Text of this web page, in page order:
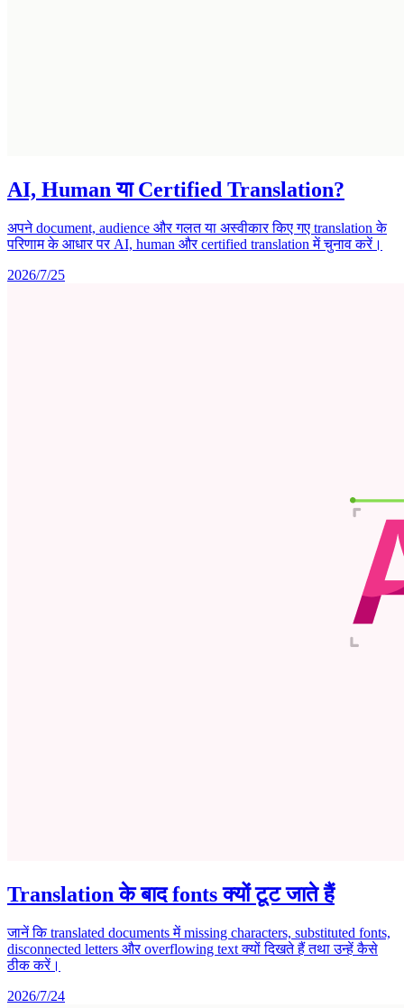
AI, Human या Certified Translation?
अपने document, audience और गलत या अस्वीकार किए गए translation के
परिणाम के आधार पर AI, human और certified translation में चुनाव करें।
2026/7/25
Translation के बाद fonts क्यों टूट जाते हैं
जानें कि translated documents में missing characters, substituted fonts,
disconnected letters और overflowing text क्यों दिखते हैं तथा उन्हें कैसे
ठीक करें।
2026/7/24